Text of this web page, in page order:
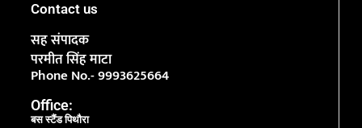
Contact us
सह संपादक
परमीत सिंह माटा
Phone No.- 9993625664
Office:
बस स्टैंड पिथौरा